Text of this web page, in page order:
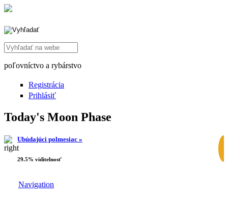
Search this site
poľovníctvo a rybárstvo
Registrácia
Prihlásiť
Today's Moon Phase
Ubúdajúci polmesiac »
29.5% viditelnosť
Navigation